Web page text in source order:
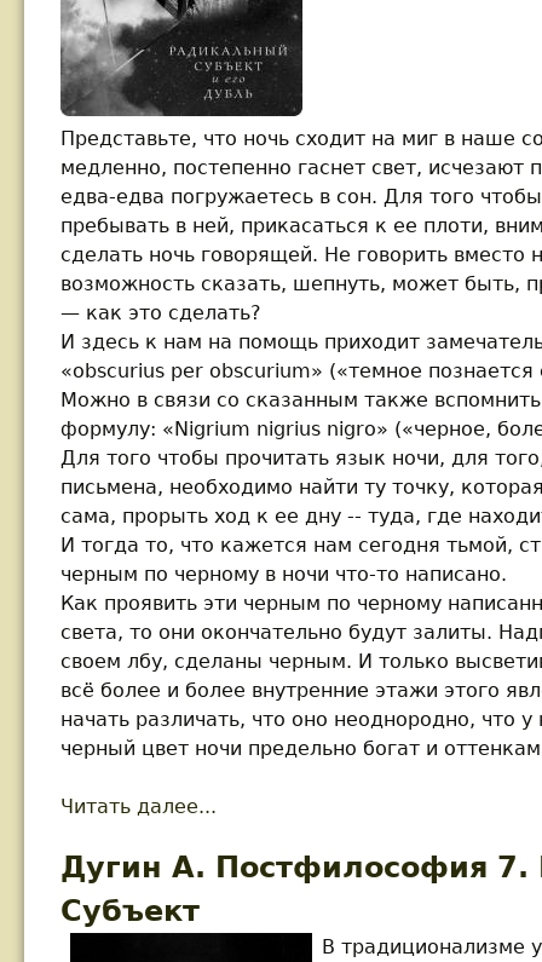
Представьте, что ночь сходит на миг в наше
медленно, постепенно гаснет свет,
едва-едва погружаетесь в сон. Для того
пребывать в ней, прикасаться к ее плоти,
сделать ночь говорящей. Не говорить вместо
возможность сказать, шепнуть, может быть,
— как это сделать?
И здесь к нам на помощь приходит
«obscurius per obscurium» («темное
Можно в связи со сказанным также
формулу: «Nigrium nigrius nigro» («черное,
Для того чтобы прочитать язык ночи, для
письмена, необходимо найти ту точку,
сама, прорыть ход к ее дну -- туда, где
И тогда то, что кажется нам сегодня тьмой,
черным по черному в ночи что-то написано.
Как проявить эти черным по черному
света, то они окончательно будут залиты.
своем лбу, сделаны черным. И только
всё более и более внутренние этажи этого
начать различать, что оно неоднородно, что
черный цвет ночи предельно богат и
Читать далее...
Дугин А. Постфилософия 7.
Субъект
В традиционализме